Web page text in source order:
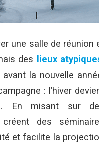
une salle de réunion
des lieux
avant la nouvelle
: l’hiver
. En misant sur
des
et facilite la